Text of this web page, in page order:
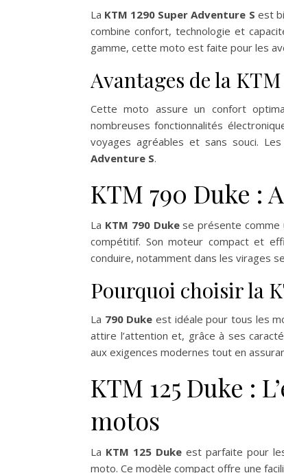
La KTM 1290 Super Adventure S est
combine confort, technologie et
gamme, cette moto est faite pour les
Avantages de la
Cette moto assure un confort
nombreuses fonctionnalités
voyages agréables et sans souci.
Adventure S.
KTM 790 Duke :
La KTM 790 Dukese présente comme
compétitif. Son moteur compact et
conduire, notamment dans les virages
Pourquoi choisir la
La 790 Duke est idéale pour tous les
attire l’attention et, grâce à ses
aux exigences modernes tout en
KTM 125 Duke :
motos
La KTM 125 Duke est parfaite pour
moto. Ce modèle compact offre une